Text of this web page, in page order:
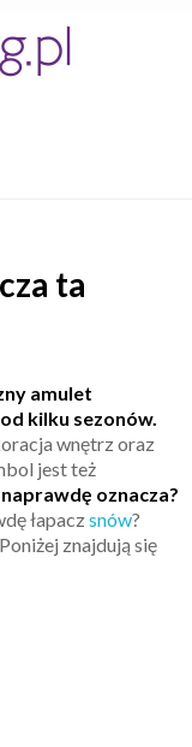
ta
amulet
kilku sezonów.
wnętrz oraz
jest też
oznacza?
łapaczsnów?
znajdują się